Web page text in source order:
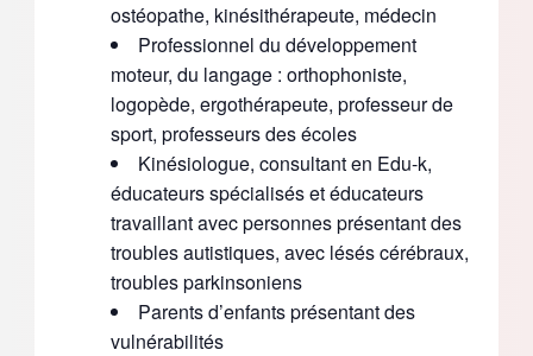
ostéopathe, kinésithérapeute, médecin
Professionnel du développement
moteur, du langage : orthophoniste,
logopède, ergothérapeute, professeur de
sport, professeurs des écoles
Kinésiologue, consultant en Edu-k,
éducateurs spécialisés et éducateurs
travaillant avec personnes présentant des
troubles autistiques, avec lésés cérébraux,
troubles parkinsoniens
Parents d’enfants présentant des
vulnérabilités